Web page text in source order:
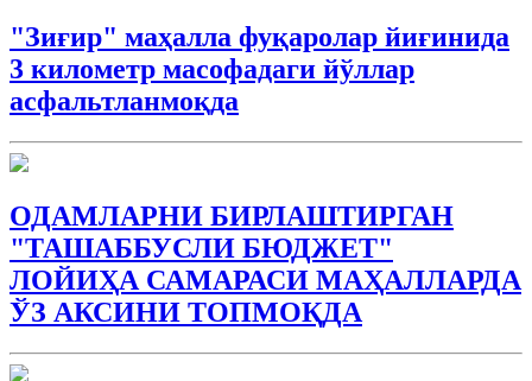
"Зиғир" маҳалла фуқаролар йиғинида
3 километр масофадаги йўллар
асфальтланмоқда
ОДАМЛАРНИ БИРЛАШТИРГАН
"ТАШАББУСЛИ БЮДЖEТ"
ЛОЙИҲА САМАРАСИ МАҲАЛЛАРДА
ЎЗ АКСИНИ ТОПМОҚДА